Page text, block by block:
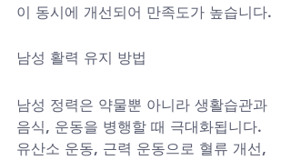
이 동시에 개선되어 만족도가 높습니다.
남성 활력 유지 방법
남성 정력은 약물뿐 아니라 생활습관과
음식, 운동을 병행할 때 극대화됩니다.
유산소 운동, 근력 운동으로 혈류 개선,